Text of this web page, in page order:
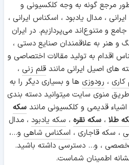
مرجع گونه به وجه کلکسیونی و
، مدال یادبود ، اسکناس ایرانی ،
و متنوع‌اند می‌پردازیم. در ایران
هنر به علاقمندان صنایع دستی ،
اقدام به تولید مقالات اختصاصی و
های اصیل ایرانی مانندقلم زنی ،
کاری ، رودوزی ها و بسیاری دیگر را به
طریق منوی سایت میتوانید دسته بندی
قدیمی و کلکسیونی مانند سکه
طلا ، سکه نقره ، سکه یادبود ، مدال
، سکه قاجاری ، اسکناس شاهی و...،
، و... دسترسی داشته باشید.
اطمینان شماست.